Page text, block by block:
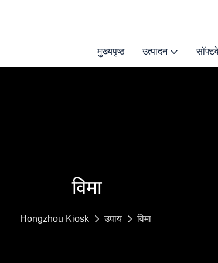
मुख्यपृष्ठ उत्पादन
विमा
Hongzhou Kiosk उपाय विमा